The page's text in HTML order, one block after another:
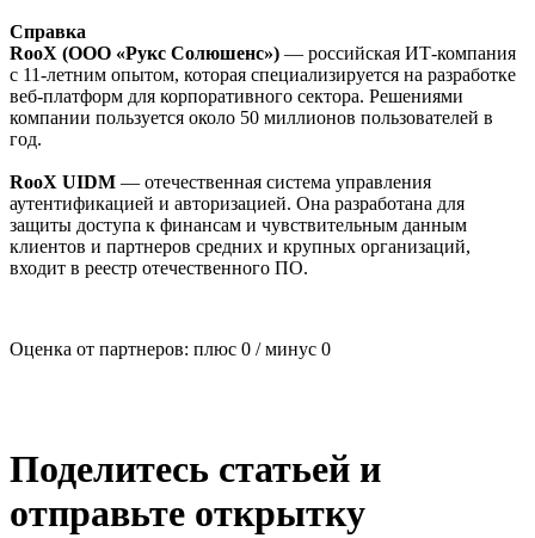
Справка
RooX (ООО «Рукс Солюшенс») — российская ИТ-компания
с 11-летним опытом, которая специализируется на разработке
веб-платформ для корпоративного сектора. Решениями
компании пользуется около 50 миллионов пользователей в
год.
RooX UIDM — отечественная система управления
аутентификацией и авторизацией. Она разработана для
защиты доступа к финансам и чувствительным данным
клиентов и партнеров средних и крупных организаций,
входит в реестр отечественного ПО.
Оценка от партнеров: плюс 0 / минус 0
Поделитесь статьей и
отправьте открытку